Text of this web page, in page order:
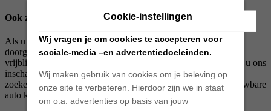
Ook zoekopdrachten voor nieuwe auto’s
Als u aan ons de specificaties en uw eisen en wensen hebt
doorgegeven, gaan we voor u aan de slag. Dat doen we geheel
vrijblijvend. Ook als het om een geheel nieuwe auto gaat, kunt u ons
inschakelen met behulp van een zoekopdracht. Wij nemen het
zoeken graag voor u uit handen zodat u uiteindelijk een betrouwbare
auto krijgt tegen een scherpe en eerlijke prijs.
Cookie-instellingen
Wij vragen je om cookies te accepteren voor
sociale-media –en advertentiedoeleinden.
Wij maken gebruik van cookies om je beleving op
onze site te verbeteren. Hierdoor zijn we in staat
om o.a. advertenties op basis van jouw